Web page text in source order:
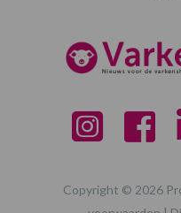
Copyright © 2026